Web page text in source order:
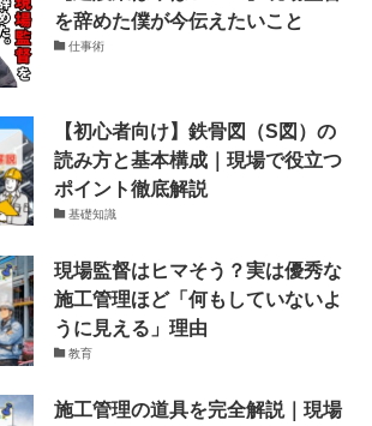
を辞めた僕が今伝えたいこと
仕事術
【初心者向け】鉄骨図（S図）の
読み方と基本構成｜現場で役立つ
ポイント徹底解説
基礎知識
現場監督はヒマそう？実は優秀な
施工管理ほど「何もしていないよ
うに見える」理由
教育
施工管理の道具を完全解説｜現場